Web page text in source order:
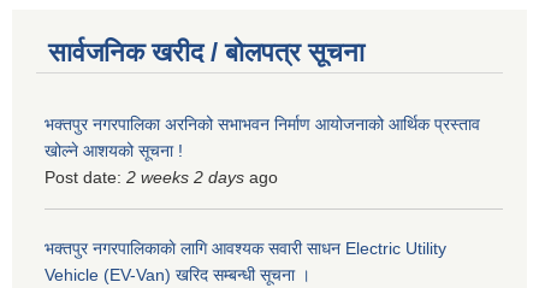
सार्वजनिक खरीद / बोलपत्र सूचना
भक्तपुर नगरपालिका अरनिको सभाभवन निर्माण आयोजनाको आर्थिक प्रस्ताव
खोल्ने आशयको सूचना !
Post date: 2 weeks 2 days ago
भक्तपुर नगरपालिकाकाे लागि आवश्यक सवारी साधन Electric Utility
Vehicle (EV-Van) खरिद सम्बन्धी सूचना ।